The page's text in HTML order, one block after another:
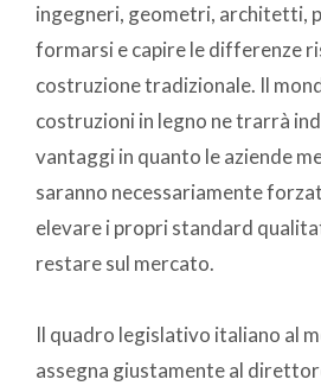
ingegneri, geometri, architetti,
formarsi e capire le differenze
costruzione tradizionale. Il
costruzioni in legno ne trarrà
vantaggi in quanto le aziende
saranno necessariamente
elevare i propri standard
restare sul mercato.
Il quadro legislativo italiano al
assegna giustamente al